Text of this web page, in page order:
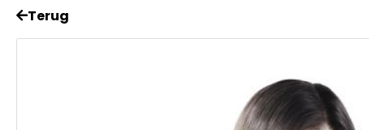
Terug